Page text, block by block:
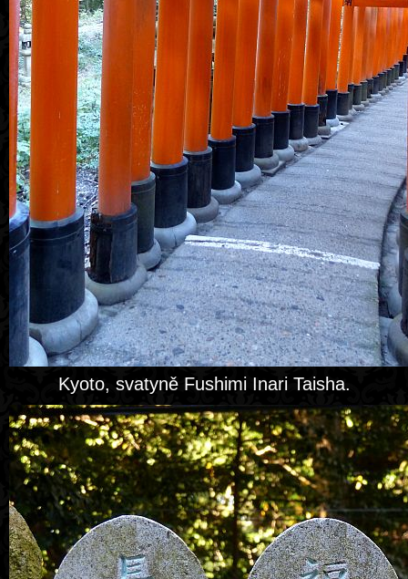
Kyoto, svatyně Fushimi Inari Taisha.